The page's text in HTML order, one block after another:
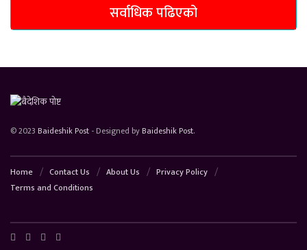
सर्वाधिक पढिएको
© 2023 Baideshik Post - Designed byBaideshik Post.
Home Contact Us About Us
Privacy Policy
Terms and Conditions